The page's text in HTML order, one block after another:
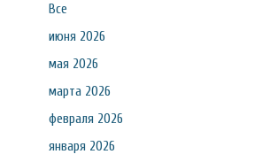
Все
июня 2026
мая 2026
марта 2026
февраля 2026
января 2026